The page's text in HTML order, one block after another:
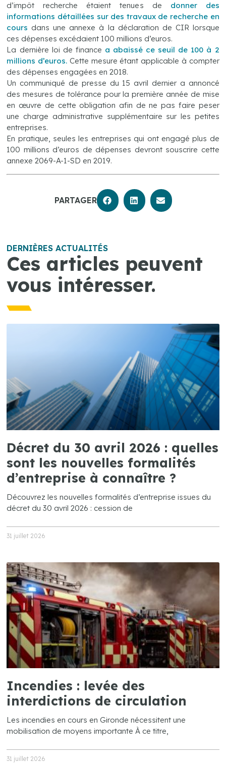
d’impôt recherche étaient tenues de donner des
informations détaillées sur des travaux de recherche en
cours dans une annexe à la déclaration de CIR lorsque
ces dépenses excédaient 100 millions d’euros.
La dernière loi de finance a abaissé ce seuil de 100 à 2
millions d’euros. Cette mesure étant applicable à compter
des dépenses engagées en 2018.
Un communiqué de presse du 15 avril dernier a annoncé
des mesures de tolérance pour la première année de mise
en œuvre de cette obligation afin de ne pas faire peser
une charge administrative supplémentaire sur les petites
entreprises.
En pratique, seules les entreprises qui ont engagé plus de
100 millions d’euros de dépenses devront souscrire cette
annexe 2069-A-1-SD en 2019.
PARTAGER
DERNIÈRES ACTUALITÉS
Ces articles peuvent
vous intéresser.
Décret du 30 avril 2026 : quelles
sont les nouvelles formalités
d’entreprise à connaître ?
Découvrez les nouvelles formalités d’entreprise issues du
décret du 30 avril 2026 : cession de
31 juillet 2026
Incendies : levée des
interdictions de circulation
Les incendies en cours en Gironde nécessitent une
mobilisation de moyens importante À ce titre,
31 juillet 2026